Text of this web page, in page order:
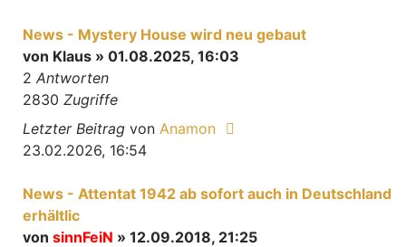
News - Mystery House wird neu gebaut
von Klaus » 01.08.2025, 16:03
2 Antworten
2830 Zugriffe
Letzter Beitrag von Anamon
23.02.2026, 16:54
News - Attentat 1942 ab sofort auch in Deutschland
erhältlic
von sinnFeiN » 12.09.2018, 21:25